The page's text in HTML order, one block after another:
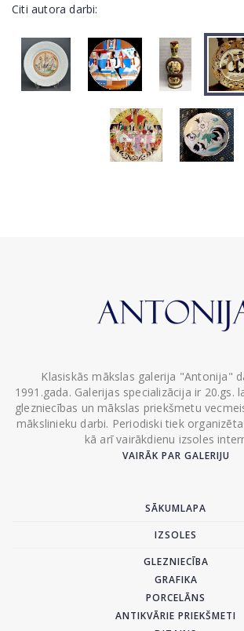
Citi autora darbi:
Klasiskās mākslas galerija "Antonija"
1991.gada. Galerijas specializācija ir 20.gs.
glezniecības un mākslas priekšmetu
mākslinieku darbi. Periodiski tiek
kā arī vairākdienu izsoles
VAIRĀK PAR GALERIJU
SĀKUMLAPA
IZSOLES
GLEZNIECĪBA
GRAFIKA
PORCELĀNS
ANTIKVĀRIE PRIEKŠMETI